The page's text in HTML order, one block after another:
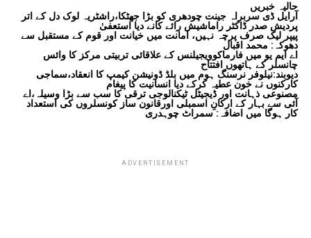
حالیہ خبریں
آرایل ڈی سربراہ جینت چودھری کو بڑا جھٹکا،راشٹریہ لوک دل کے اتر
پردیش صدر ڈاکٹر راماشیش رائے کانے دیا استعفیٰ
پیپر لیک صرف پرچہ نہیں، امانت میں خیانت اور قوم کے مستقبل سے
دھوکہ: محمد اقبال
اے ایم یو میں فارماکوویجیلنس کے علاقائی تربیتی مرکز کا وائس
چانسلر کے ہاتھوں افتتاح
دیوبند:نیلوفر نرسنگ ہوم میں بلڈ ڈونیشن کیمپ کا انعقاد،سماجی
کارکنوں نے خون عطیہ کرکے دیا انسانیت کا پیغام
مصنوعی ذہانت اور ڈیجیٹل ٹیکنالوجی ترقی کا سب سے بڑا وسیلہ،اے
آئی سے بہار کے ارکانِ اسمبلی اورقانون ساز کونسلروں کی استعداد
کار ہوگا میں اضافہ: سمراٹ چوہدری
ADVERTISEMENT